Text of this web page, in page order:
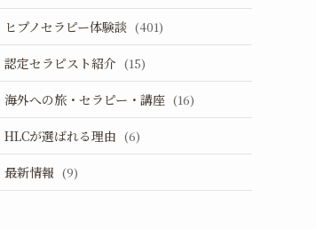
ヒプノセラピー体験談 (401)
認定セラピスト紹介 (15)
海外への旅・セラピー・講座 (16)
HLCが選ばれる理由 (6)
最新情報 (9)